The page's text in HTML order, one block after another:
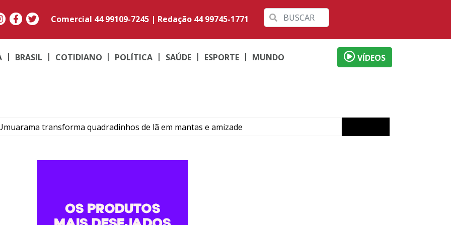
Comercial 44 99109-7245 | Redação 44 99745-1771
BRASIL COTIDIANO POLÍTICA SAÚDE ESPORTE MUNDO VÍDEOS
transforma quadradinhos de lã em mantas e amizade
garante reconhecimento estadual a Umuarama